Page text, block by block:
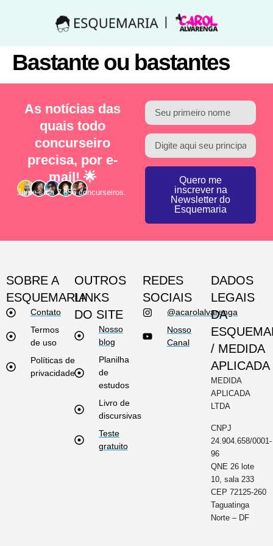
Bastante ou bastantes
As notícias das
quais todo
concurseiro
precisa, por e-
mail! 🌟
Junte-se a 2.856 concurseiros.
Quero me
inscrever na
Newsletter do
Esquemaria
SOBRE A
ESQUEMARIA
Contato
Termos
de uso
Políticas de
privacidade
OUTROS
LINKS
DO SITE
Nosso
blog
Planilha
de
estudos
Livro de
discursivas
Teste
gratuito
REDES
SOCIAIS
@acarolalvarenga
Nosso
Canal
DADOS
LEGAIS
DA
/ MEDIDA
APLICADA
MEDIDA
APLICADA
LTDA
CNPJ
24.904.658/0001-
96
QNE 26 lote
10, sala 233
CEP 72125-260
Taguatinga
Norte – DF